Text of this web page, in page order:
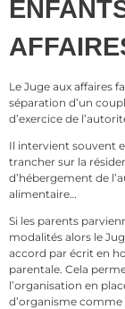
Le Juge aux affaires
séparation d’un
d’exercice de
Il intervient souvent
trancher sur la
d’hébergement de
alimentaire…
Si les parents
modalités alors le
accord par écrit en
parentale. Cela
l’organisation en
d’organisme comme